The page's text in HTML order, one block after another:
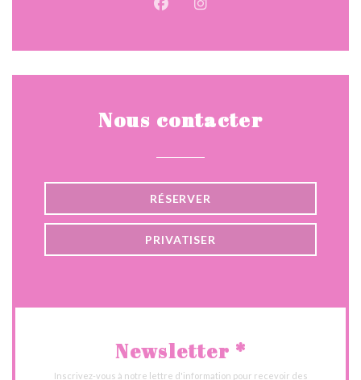
Facebook ((ouvre une
Instagram ((ouvre une
Nous contacter
RÉSERVER
PRIVATISER
Newsletter *
Inscrivez-vous à notre lettre d'information pour recevoir des